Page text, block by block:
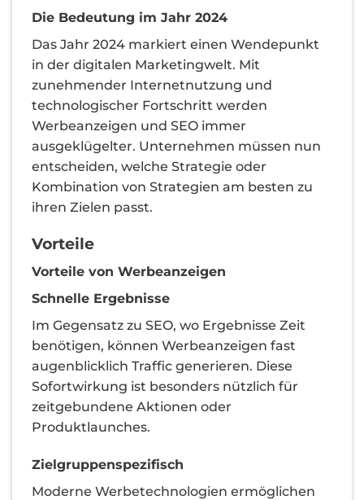
Die Bedeutung im Jahr 2024
Das Jahr 2024 markiert einen Wendepunkt
in der digitalen Marketingwelt. Mit
zunehmender Internetnutzung und
technologischer Fortschritt werden
Werbeanzeigen und SEO immer
ausgeklügelter. Unternehmen müssen nun
entscheiden, welche Strategie oder
Kombination von Strategien am besten zu
ihren Zielen passt.
Vorteile
Vorteile von Werbeanzeigen
Schnelle Ergebnisse
Im Gegensatz zu SEO, wo Ergebnisse Zeit
benötigen, können Werbeanzeigen fast
augenblicklich Traffic generieren. Diese
Sofortwirkung ist besonders nützlich für
zeitgebundene Aktionen oder
Produktlaunches.
Zielgruppenspezifisch
Moderne Werbetechnologien ermöglichen